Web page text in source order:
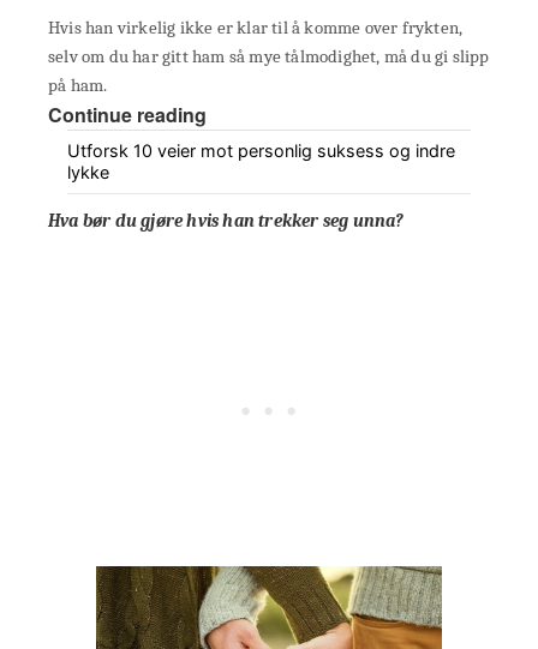
Hvis han virkelig ikke er klar til å komme over frykten,
selv om du har gitt ham så mye tålmodighet, må du gi slipp
på ham.
Continue reading
Utforsk 10 veier mot personlig suksess og indre
lykke
Hva bør du gjøre hvis han trekker seg unna?